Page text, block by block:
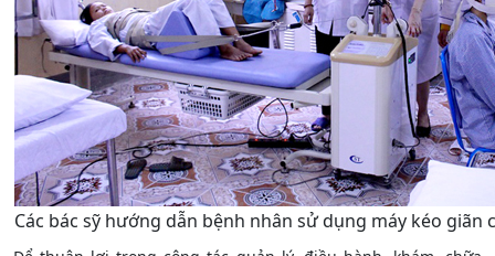
Các bác sỹ hướng dẫn bệnh nhân sử dụng máy kéo giãn